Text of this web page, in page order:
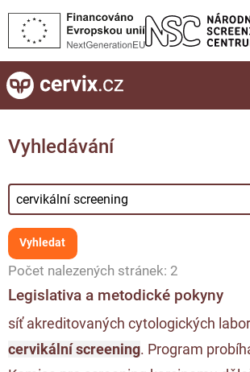
Vyhledávání
Počet nalezených stránek: 2
Legislativa a metodické pokyny
síť akreditovaných cytologických
cervikální screening. Program